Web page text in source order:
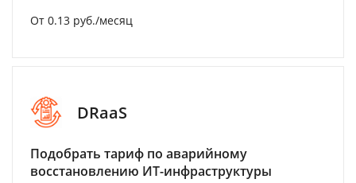
От 0.13 руб./месяц
DRaaS
Подобрать тариф по аварийному
восстановлению ИТ-инфраструктуры